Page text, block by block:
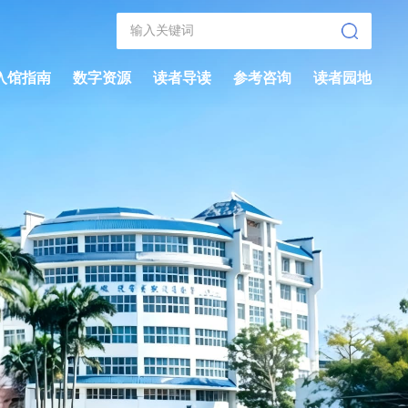
馆指南 数字资源 读者导读 参考咨询 读者园地